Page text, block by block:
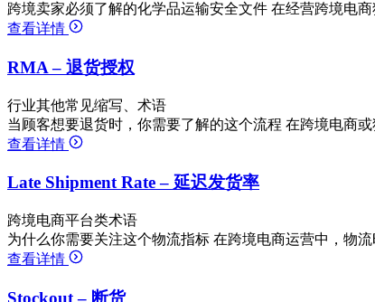
跨境卖家必须了解的化学品运输安全文件 在经营跨境电
查看详情
RMA – 退货授权
行业其他常见缩写、术语
当顾客想要退货时，你需要了解的这个流程 在跨境电商
查看详情
Late Shipment Rate – 延迟发货率
跨境电商平台类术语
为什么你需要关注这个物流指标 在跨境电商运营中，物
查看详情
Stockout – 断货